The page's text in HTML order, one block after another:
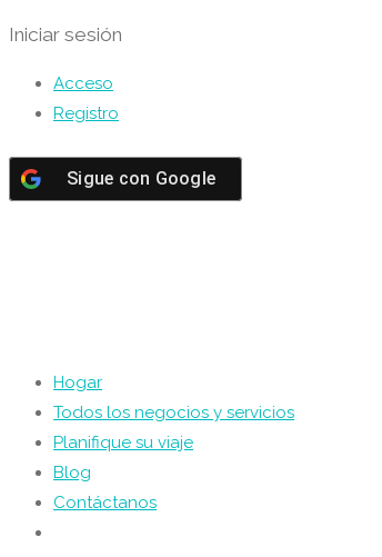
Iniciar sesión
Acceso
Registro
Sigue con Google
Hogar
Todos los negocios y servicios
Planifique su viaje
Blog
Contáctanos